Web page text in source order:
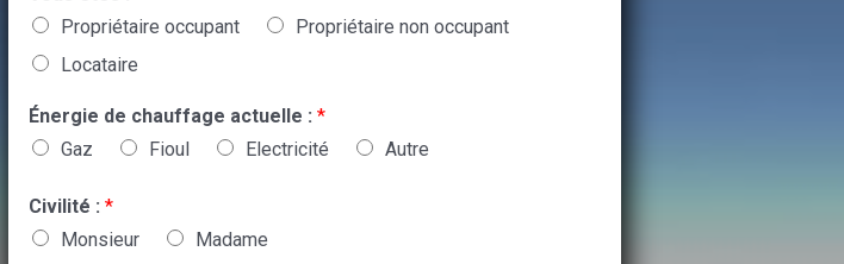
Propriétaire occupant
Propriétaire non occupant
Locataire
Énergie de chauffage actuelle : *
Gaz
Fioul Electricité Autre
Civilité : *
Monsieur
Madame